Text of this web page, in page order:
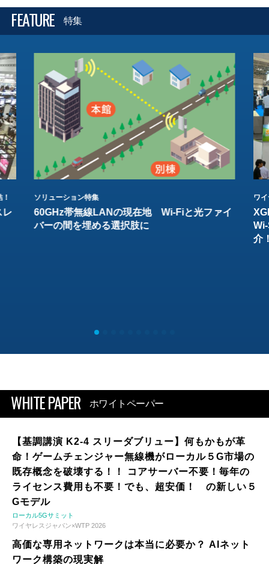
FEATURE 特集
レ
ソリューション特集
60GHz帯無線LANの現在地 Wi-Fiと光ファイ
バーの間を埋める選択肢に
ワ
介
WHITE PAPER ホワイトペーパー
【基調講演 K2-4 スリーダブリュー】何もかもが革
命！ゲームチェンジャー無線機がローカル５G市場の
既存概念を破壊する！！ コアサーバー不要！毎年の
ライセンス費用も不要！でも、超安価！ の新しい５
Gモデル
ローカル5Gサミット
ワイヤレスジャパン×WTP 2026
高価な専用ネットワークは本当に必要か？ AIネット
ワーク構築の現実解